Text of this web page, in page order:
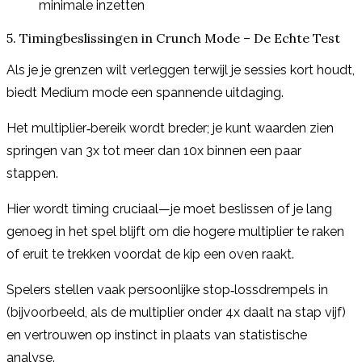
minimale inzetten
5. Timingbeslissingen in Crunch Mode – De Echte Test
Als je je grenzen wilt verleggen terwijl je sessies kort houdt,
biedt Medium mode een spannende uitdaging.
Het multiplier‑bereik wordt breder; je kunt waarden zien
springen van 3x tot meer dan 10x binnen een paar
stappen.
Hier wordt timing cruciaal—je moet beslissen of je lang
genoeg in het spel blijft om die hogere multiplier te raken
of eruit te trekken voordat de kip een oven raakt.
Spelers stellen vaak persoonlijke stop‑lossdrempels in
(bijvoorbeeld, als de multiplier onder 4x daalt na stap vijf)
en vertrouwen op instinct in plaats van statistische
analyse.